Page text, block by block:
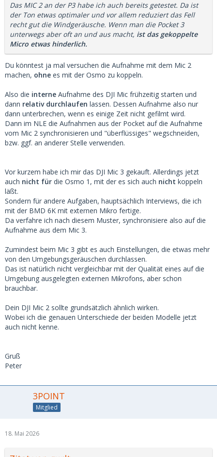
Das MIC 2 an der P3 habe ich auch bereits getestet. Da ist
der Ton etwas optimaler und vor allem reduziert das Fell
recht gut die Windgeräusche. Wenn man die Pocket 3
unterwegs aber oft an und aus macht, ist das gekoppelte
Micro etwas hinderlich.
Du könntest ja mal versuchen die Aufnahme mit dem Mic 2
machen, ohne es mit der Osmo zu koppeln.
Also die interne Aufnahme des DJI Mic frühzeitig starten und
dann relativ durchlaufen lassen. Dessen Aufnahme also nur
dann unterbrechen, wenn es einige Zeit nicht gefilmt wird.
Dann im NLE die Aufnahmen aus der Pocket auf die Aufnahme
vom Mic 2 synchronisieren und "überflüssiges" wegschneiden,
bzw. ggf. an anderer Stelle verwenden.
Vor kurzem habe ich mir das DJI Mic 3 gekauft. Allerdings jetzt
auch nicht für die Osmo 1, mit der es sich auch nicht koppeln
läßt.
Sondern für andere Aufgaben, hauptsächlich Interviews, die ich
mit der BMD 6K mit externen Mikro fertige.
Da verfahre ich nach diesem Muster, synchronisiere also auf die
Aufnahme aus dem Mic 3.
Zumindest beim Mic 3 gibt es auch Einstellungen, die etwas mehr
von den Umgebungsgeräuschen durchlassen.
Das ist natürlich nicht vergleichbar mit der Qualität eines auf die
Umgebung ausgelegten externen Mikrofons, aber schon
brauchbar.
Dein DJI Mic 2 sollte grundsätzlich ähnlich wirken.
Wobei ich die genauen Unterschiede der beiden Modelle jetzt
auch nicht kenne.
Gruß
Peter
3POINT
Mitglied
18. Mai 2026